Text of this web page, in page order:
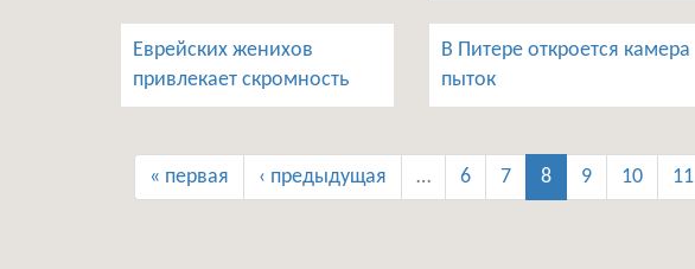
Еврейских женихов
привлекает скромность
В Питере откроется камера
пыток
« первая ‹ предыдущая … 6 7 8 9 10 11